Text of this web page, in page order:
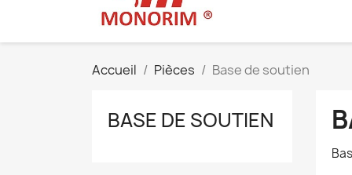
Accueil Pièces Base de soutien
BASE DE SOUTIEN